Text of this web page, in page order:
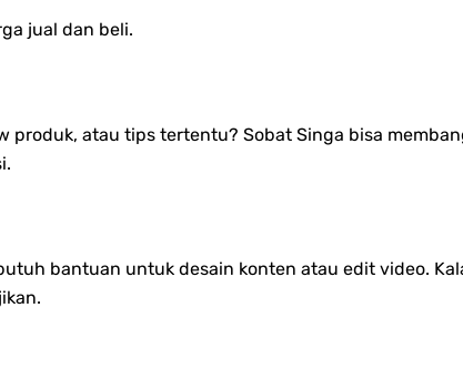
jual dan beli.
produk, atau tips tertentu? Sobat Singa bisa
bantuan untuk desain konten atau edit video.